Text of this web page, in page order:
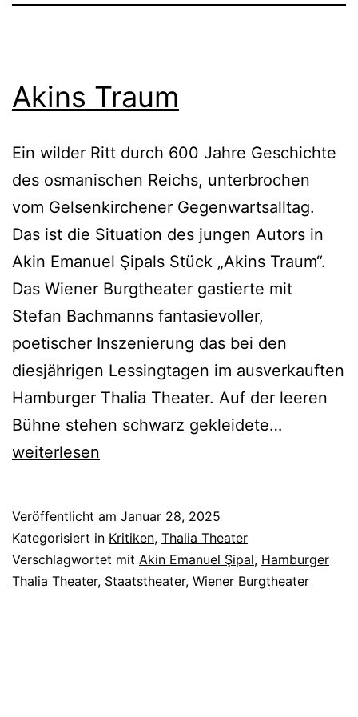
Akins Traum
Ein wilder Ritt durch 600 Jahre Geschichte
des osmanischen Reichs, unterbrochen
vom Gelsenkirchener Gegenwartsalltag.
Das ist die Situation des jungen Autors in
Akin Emanuel Şipals Stück „Akins Traum“.
Das Wiener Burgtheater gastierte mit
Stefan Bachmanns fantasievoller,
poetischer Inszenierung das bei den
diesjährigen Lessingtagen im ausverkauften
Hamburger Thalia Theater. Auf der leeren
Bühne stehen schwarz gekleidete…
weiterlesen
Veröffentlicht am Januar 28, 2025
Kategorisiert in Kritiken, Thalia Theater
Verschlagwortet mit Akin Emanuel Şipal, Hamburger
Thalia Theater, Staatstheater, Wiener Burgtheater